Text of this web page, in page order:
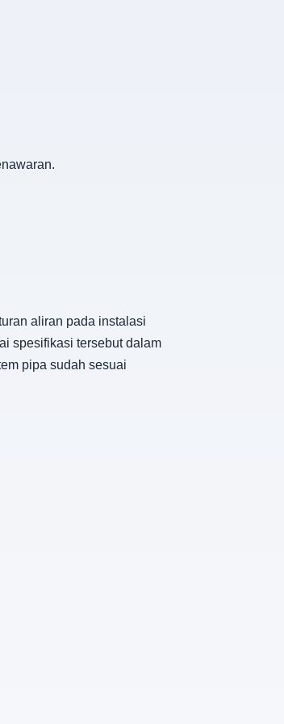
aliran pada instalasi
spesifikasi tersebut dalam
pipa sudah sesuai